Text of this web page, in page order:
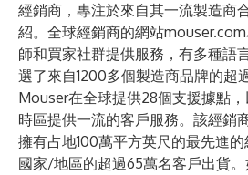
經銷商，專注於來自其一流製造商
紹。全球經銷商的網站
師和買家社群提供服務，有多種語
選了來自1200多個製造商品牌的超
Mouser在全球提供28個支援據點
時區提供一流的客戶服務。該經銷
擁有占地100萬平方英尺的最先進
國家/地區的超過65萬名客戶出貨。